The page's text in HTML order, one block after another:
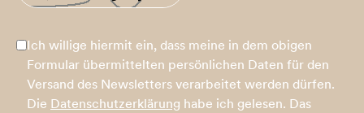
Ich willige hiermit ein, dass meine in dem obigen
Formular übermittelten persönlichen Daten für den
Versand des Newsletters verarbeitet werden dürfen.
Die Datenschutzerklärung habe ich gelesen. Das